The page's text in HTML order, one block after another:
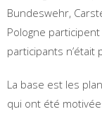
Bundeswehr,
Pologne
participants n’était
La base est les
qui ont été